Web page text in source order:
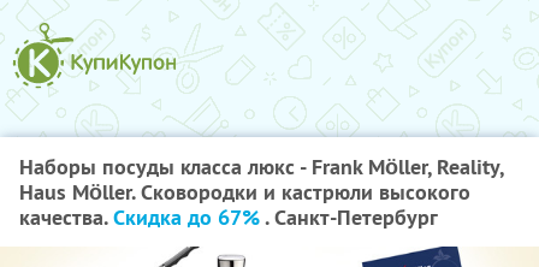
Наборы посуды класса люкс - Frank Möller, Reality,
Haus Möller. Сковородки и кастрюли высокого
качества.Скидка до 67%. Санкт-Петербург